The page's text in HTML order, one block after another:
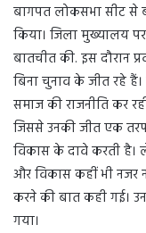
बागपत लोकसभा सीट से
किया। जिला मुख्यालय
बातचीत की. इस दौरान
बिना चुनाव के जीत रहे
समाज की राजनीति कर
जिससे उनकी जीत एक
विकास के दावे करती है।
और विकास कहीं भी नजर
करने की बात कही गई।
गया।